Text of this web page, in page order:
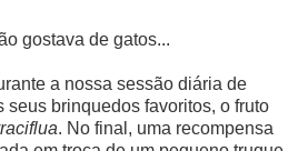
gostava de gatos...
a nossa sessão diária de
seus brinquedos favoritos, o fruto
. No final, uma recompensa